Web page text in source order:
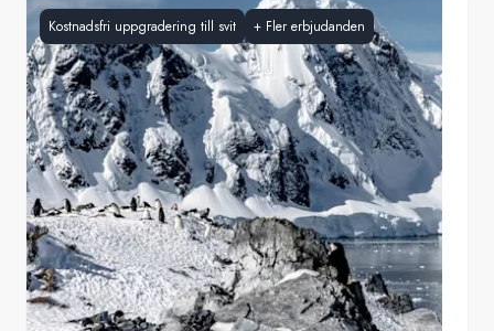
Kostnadsfri uppgradering till svit + Fler erbjudanden